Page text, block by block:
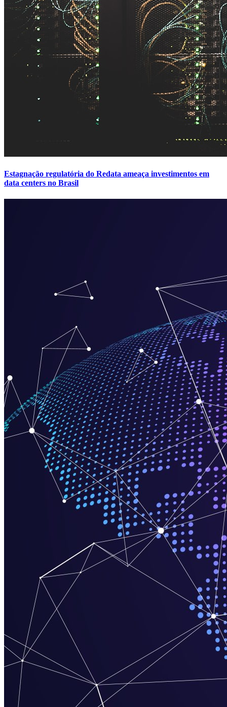
Estagnação regulatória do Redata ameaça investimentos em
data centers no Brasil